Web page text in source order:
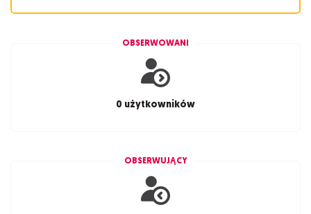
OBSERWOWANI
0 użytkowników
OBSERWUJĄCY